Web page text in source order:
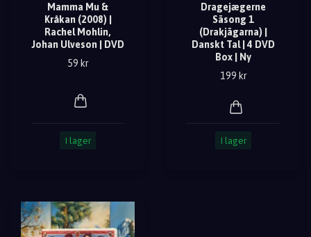
Mamma Mu &
Kråkan (2008) |
Rachel Mohlin,
Johan Ulveson | DVD
59 kr
I lager
Dragejægerne
Säsong 1
(Drakjägarna) |
Danskt Tal | 4 DVD
Box | Ny
199 kr
I lager